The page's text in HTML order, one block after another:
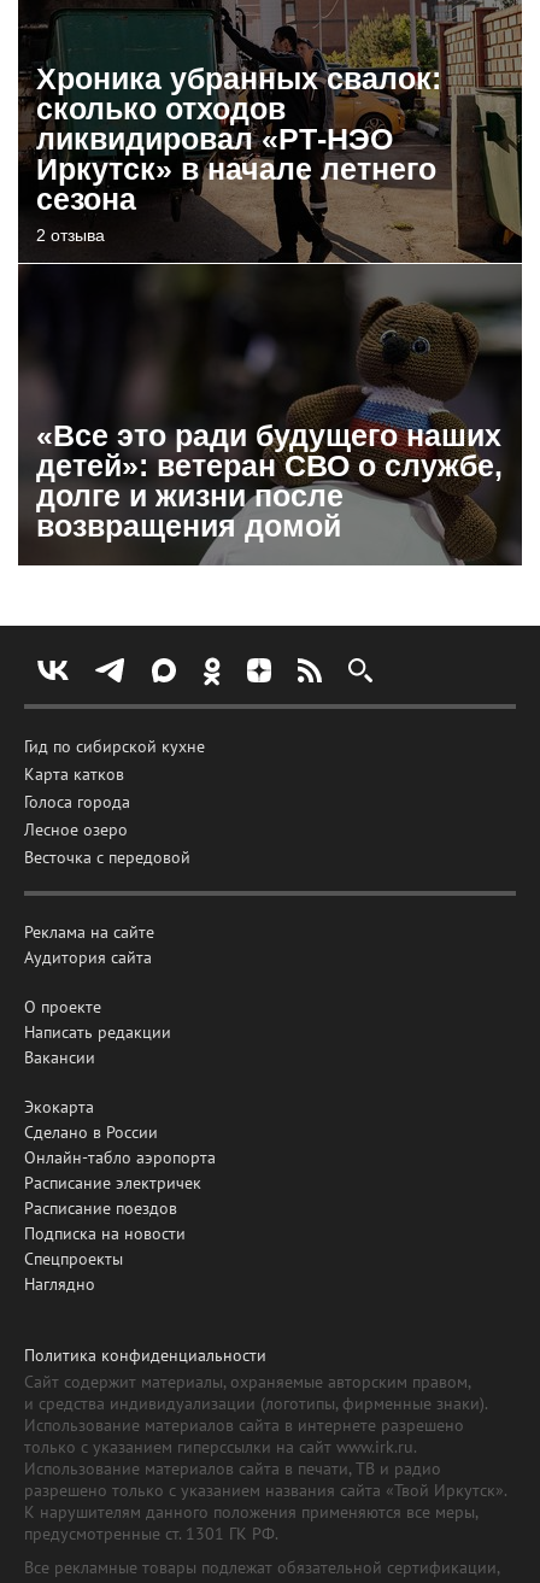
Хроника убранных свалок:
сколько отходов
ликвидировал «РТ-НЭО
Иркутск» в начале летнего
сезона
2 отзыва
«Все это ради будущего наших
детей»: ветеран СВО о службе,
долге и жизни после
возвращения домой
Гид по сибирской кухне
Карта катков
Голоса города
Лесное озеро
Весточка с передовой
Реклама на сайте
Аудитория сайта
О проекте
Написать редакции
Вакансии
Экокарта
Сделано в России
Онлайн-табло аэропорта
Расписание электричек
Расписание поездов
Подписка на новости
Спецпроекты
Наглядно
Политика конфиденциальности
Сайт содержит материалы, охраняемые авторским правом,
и средства индивидуализации (логотипы, фирменные знаки).
Использование материалов сайта в интернете разрешено
только с указанием гиперссылки на сайт www.irk.ru.
Использование материалов сайта в печати, ТВ и радио
разрешено только с указанием названия сайта «Твой Иркутск».
К нарушителям данного положения применяются все меры,
предусмотренные ст. 1301 ГК РФ.
Все рекламные товары подлежат обязательной сертификации,